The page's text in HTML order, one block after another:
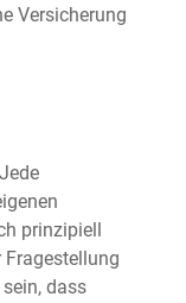
Versicherung
Jede
prinzipiell
Fragestellung
dass